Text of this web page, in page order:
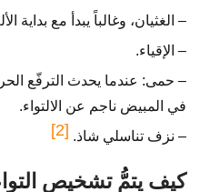
– الغثيان، وغالباً يبدأ مع بداية
– الإقياء.
– حمى: عندما يحدث الترفّع
في المبيض ناجم عن الالتواء.
– نزف تناسلي شاذ. [2]
كيف يتمُّ تشخيص